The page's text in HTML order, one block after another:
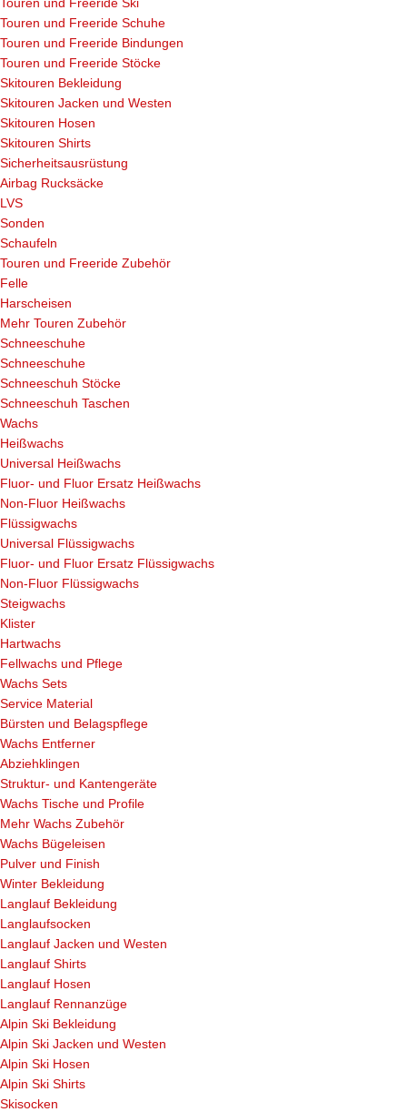
Touren und Freeride Schuhe
Touren und Freeride Bindungen
Touren und Freeride Stöcke
Skitouren Bekleidung
Skitouren Jacken und Westen
Skitouren Hosen
Skitouren Shirts
Sicherheitsausrüstung
Airbag Rucksäcke
LVS
Sonden
Schaufeln
Touren und Freeride Zubehör
Felle
Harscheisen
Mehr Touren Zubehör
Schneeschuhe
Schneeschuhe
Schneeschuh Stöcke
Schneeschuh Taschen
Wachs
Heißwachs
Universal Heißwachs
Fluor- und Fluor Ersatz Heißwachs
Non-Fluor Heißwachs
Flüssigwachs
Universal Flüssigwachs
Fluor- und Fluor Ersatz Flüssigwachs
Non-Fluor Flüssigwachs
Steigwachs
Klister
Hartwachs
Fellwachs und Pflege
Wachs Sets
Service Material
Bürsten und Belagspflege
Wachs Entferner
Abziehklingen
Struktur- und Kantengeräte
Wachs Tische und Profile
Mehr Wachs Zubehör
Wachs Bügeleisen
Pulver und Finish
Winter Bekleidung
Langlauf Bekleidung
Langlaufsocken
Langlauf Jacken und Westen
Langlauf Shirts
Langlauf Hosen
Langlauf Rennanzüge
Alpin Ski Bekleidung
Alpin Ski Jacken und Westen
Alpin Ski Hosen
Alpin Ski Shirts
Skisocken